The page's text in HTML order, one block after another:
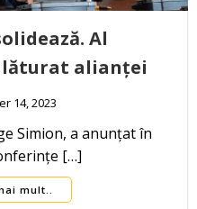
Al
alianței
14, 2023
Simion, a anunțat în
[…]
mult..